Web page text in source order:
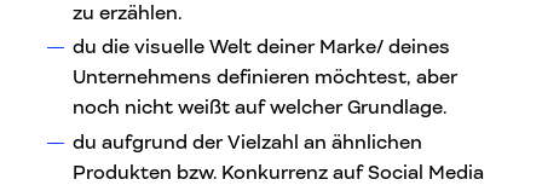
zu erzählen.
du die visuelle Welt deiner Marke/ deines
Unternehmens definieren möchtest, aber
noch nicht weißt auf welcher Grundlage.
du aufgrund der Vielzahl an ähnlichen
Produkten bzw. Konkurrenz auf Social Media